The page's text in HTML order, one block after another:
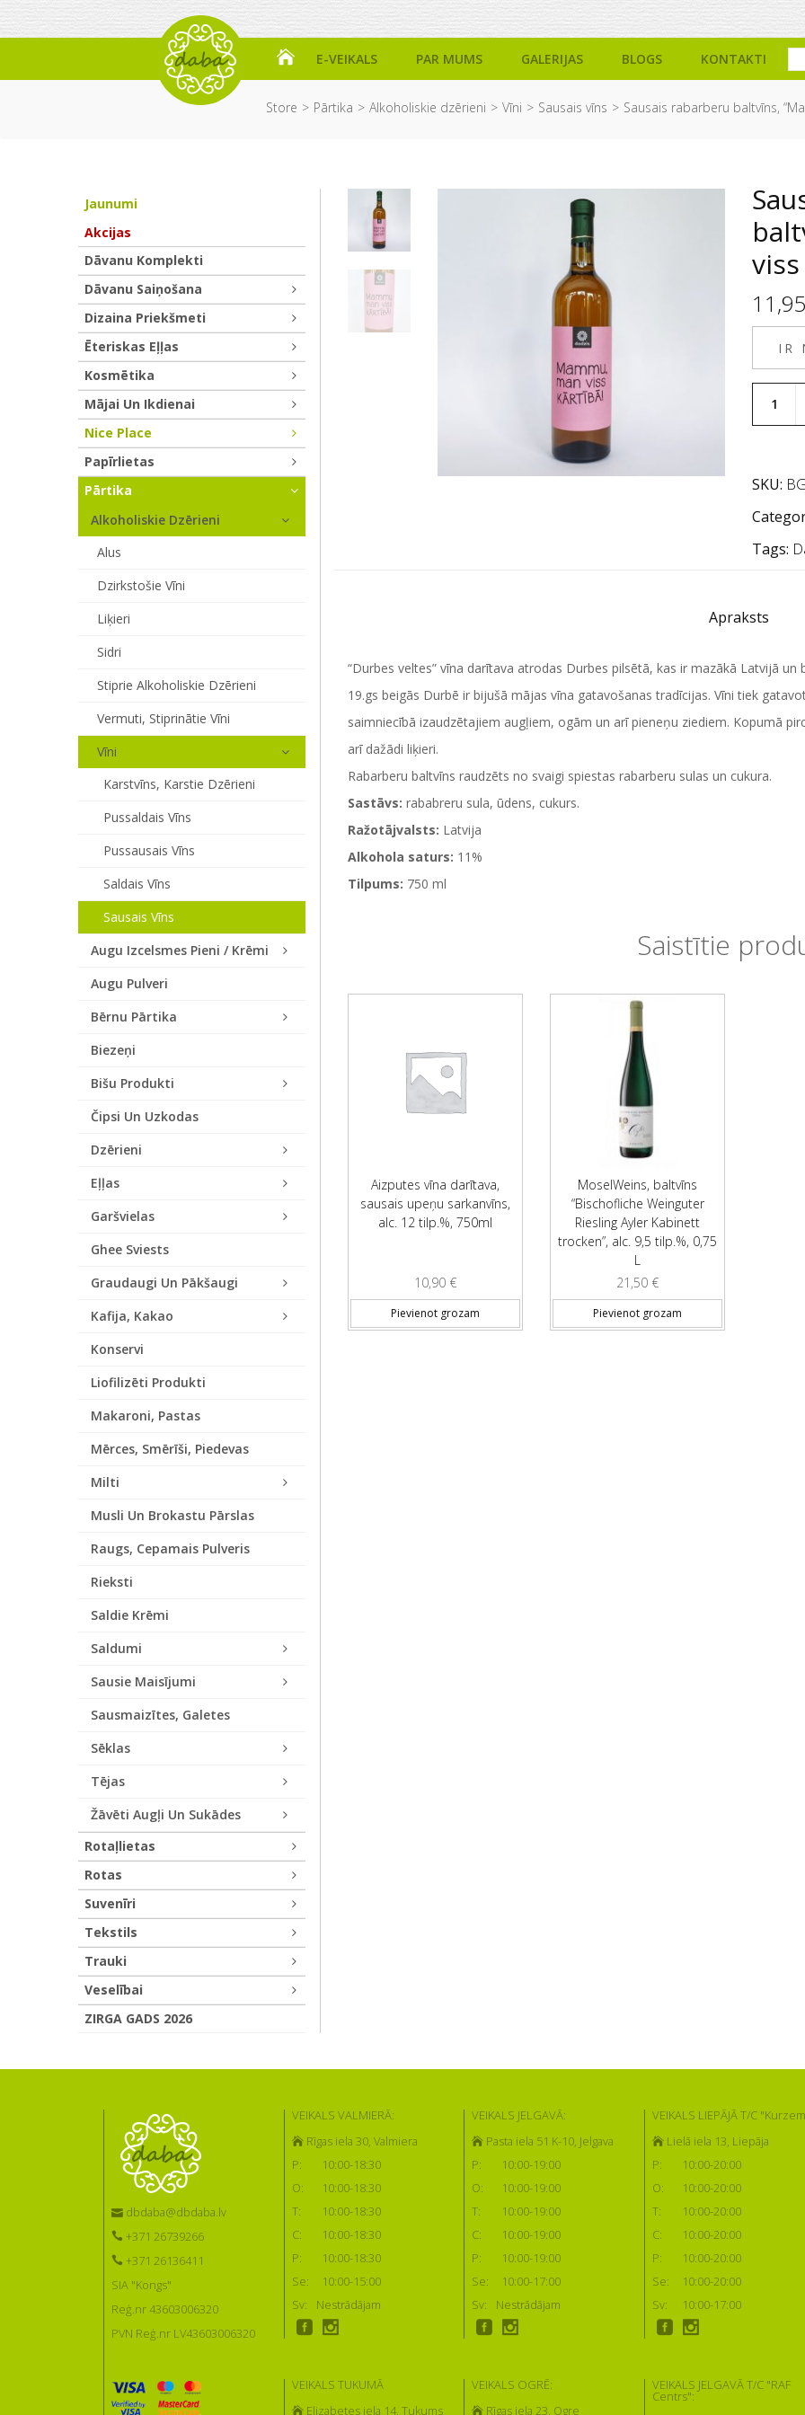
E-VEIKALS PAR MUMS GALERIJAS BLOGS KONTAKTI
Store Pārtika Alkoholiskie dzērieni Vīni Sausais vīns Sausais rabarberu baltvīns,
IR
SKU:
Tags:
Apraksts
“Durbes veltes” vīna darītava atrodas Durbes pilsētā, kas ir mazākā Latvijā
19.gs beigās Durbē ir bijušā mājas vīna gatavošanas tradīcijas. Vīni tiek
saimniecībā izaudzētajiem augļiem, ogām un arī pieneņu ziediem. Kopumā
arī dažādi liķieri.
Rabarberu baltvīns raudzēts no svaigi spiestas rabarberu sulas un cukura.
Sastāvs: rababreru sula, ūdens, cukurs.
Ražotājvalsts: Latvija
Alkohola saturs: 11%
Tilpums: 750 ml
Saistītie
Aizputes vīna darītava,
sausais upeņu sarkanvīns,
alc. 12 tilp.%, 750ml
10,90 €
Pievienot grozam
MoselWeins, baltvīns
“Bischofliche Weinguter
Riesling Ayler Kabinett
trocken”, alc. 9,5 tilp.%, 0,75
L
21,50 €
Pievienot grozam
Jaunumi
Akcijas
Dāvanu Komplekti
Dāvanu Saiņošana
Dizaina Priekšmeti
Ēteriskas Eļļas
Kosmētika
Mājai Un Ikdienai
Nice Place
Papīrlietas
Pārtika
Alkoholiskie Dzērieni
Alus
Dzirkstošie Vīni
Liķieri
Sidri
Stiprie Alkoholiskie Dzērieni
Vermuti, Stiprinātie Vīni
Vīni
Karstvīns, Karstie Dzērieni
Pussaldais Vīns
Pussausais Vīns
Saldais Vīns
Sausais Vīns
Augu Izcelsmes Pieni / Krēmi
Augu Pulveri
Bērnu Pārtika
Biezeņi
Bišu Produkti
Čipsi Un Uzkodas
Dzērieni
Eļļas
Garšvielas
Ghee Sviests
Graudaugi Un Pākšaugi
Kafija, Kakao
Konservi
Liofilizēti Produkti
Makaroni, Pastas
Mērces, Smērīši, Piedevas
Milti
Musli Un Brokastu Pārslas
Raugs, Cepamais Pulveris
Rieksti
Saldie Krēmi
Saldumi
Sausie Maisījumi
Sausmaizītes, Galetes
Sēklas
Tējas
Žāvēti Augļi Un Sukādes
Rotaļlietas
Rotas
Suvenīri
Tekstils
Trauki
Veselībai
ZIRGA GADS 2026
dbdaba@dbdaba.lv
+371 26739266
+371 26136411
SIA "Kongs"
Reģ.nr 43603006320
PVN Reģ.nr LV43603006320
VEIKALS VALMIERĀ:
Rīgas iela 30, Valmiera
P:
10:00-18:30
O:
10:00-18:30
T:
10:00-18:30
C:
10:00-18:30
P:
10:00-18:30
Se:
10:00-15:00
Sv:
Nestrādājam
VEIKALS JELGAVĀ:
Pasta iela 51 K-10, Jelgava
P:
10:00-19:00
O:
10:00-19:00
T:
10:00-19:00
C:
10:00-19:00
P:
10:00-19:00
Se:
10:00-17:00
Sv:
Nestrādājam
VEIKALS LIEPĀJĀ T/C
Lielā iela 13, Liepāja
P:
10:00-20:00
O:
10:00-20:00
T:
10:00-20:00
C:
10:00-20:00
P:
10:00-20:00
Se:
10:00-20:00
Sv:
10:00-17:00
VEIKALS TUKUMĀ
Elizabetes iela 14, Tukums
VEIKALS OGRĒ:
Rīgas iela 23, Ogre
VEIKALS JELGAVĀ T/C "RAF
Centrs":